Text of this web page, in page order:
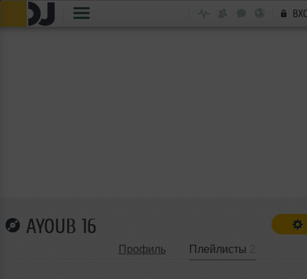
AYOUB 16
Профиль Плейлисты